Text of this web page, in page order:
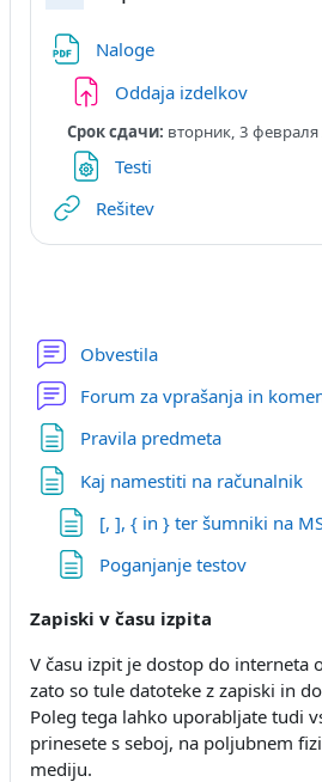
Naloge
Oddaja izdelkovЗадание
Срок сдачи: вторник, 3
Testi
RešitevГиперссылка
Obvestila
Forum za vprašanja in
Pravila predmetaСтраница
Kaj namestiti na računalnik
[, ], { in } ter šumniki na
Poganjanje testovСтраница
Zapiski v času izpita
V času izpit je dostop do interneta
zato so tule datoteke z zapiski in
Poleg tega lahko uporabljate tudi
prinesete s seboj, na poljubnem
mediju.